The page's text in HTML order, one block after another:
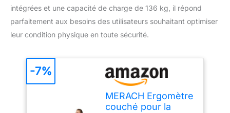
intégrées et une capacité de charge de 136 kg, il répond
parfaitement aux besoins des utilisateurs souhaitant optimiser
leur condition physique en toute sécurité.
MERACH Ergomètre
couché pour la
-7%